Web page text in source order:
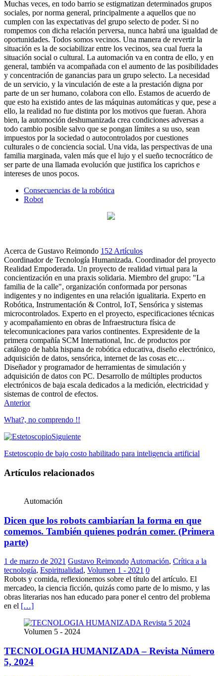
Muchas veces, en todo barrio se estigmatizan determinados grupos
sociales, por norma general, principalmente a aquellos que no
cumplen con las expectativas del grupo selecto de poder. Si no
rompemos con dicha relación perversa, nunca habrá una igualdad de
oportunidades. Todos somos vecinos. Una manera de revertir la
situación es la de sociabilizar entre los vecinos, sea cual fuera la
situación social o cultural. La automación va en contra de ello, y en
general, también va acompañada con el aumento de las posibilidades
y concentración de ganancias para un grupo selecto. La necesidad
de un servicio, y la vinculación de este a la prestación digna por
parte de un ser humano, colabora con ello. Estamos de acuerdo de
que esto ha existido antes de las máquinas automáticas y que, pese a
ello, la realidad no fue distinta por los motivos que fueran. Ahora
bien, la automoción deshumanizada crea condiciones adversas a
todo cambio posible salvo que se pongan límites a su uso, sean
impuestos por la sociedad o autocontrolados por cuestiones
culturales o de conciencia social. Una vida, las perspectivas de una
familia marginada, valen más que el lujo y el sueño tecnocrático de
ser parte de una llamada evolución que justifica los caprichos e
intereses de unos pocos.
Consecuencias de la robótica
Robot
Acerca de Gustavo Reimondo 152 Artículos
Coordinador de Tecnología Humanizada. Coordinador del proyecto
Realidad Empoderada. Un proyecto de realidad virtual para la
concientización en una praxis solidaria. Miembro del grupo: "La
familia de la calle", organización conformada por personas
indigentes y no indigentes en una relación igualitaria. Experto en
Robótica, Instrumentación & Control, IoT, Sensórica y sistemas
microcontrolados. Experto en el proyecto, especificaciones técnicas
y acompañamiento en obras de Infraestructura física de
telecomunicaciones para varios continentes. Expresidente de la
primera compañía SCM International, Inc. de productos por
catálogo de habla hispana de robótica educativa, diseño electrónico,
adquisición de datos, sensórica, internet de las cosas etc…
Diseñador y programador de herramientas de simulación y
adquisición de datos con PC. Desarrollo de múltiples productos
electrónicos de baja escala dedicados a la medición, electricidad y
sistemas de control de efectos.
Sitio
LinkedIn
Anterior
What?, no comprendo !!
Siguiente
Estetoscopio de bajo costo habilitado para inteligencia artificial
Artículos relacionados
Automación
Dicen que los robots cambiarían la forma en que
comemos. También quienes podrán comer. (Primera
parte)
1 de marzo de 2021 Gustavo Reimondo Automación, Crítica a la
tecnología, Espiritualidad, Volumen 1 - 2021 0
Robots y comida, reflexionemos sobre el título del artículo. El
mercadeo, la ciencia ficción, quizás como parte de lo mismo, y las
obras literarias nos han educado para poner el centro del problema
en el […]
Volumen 5 - 2024
TECNOLOGIA HUMANIZADA – Revista Número
5, 2024